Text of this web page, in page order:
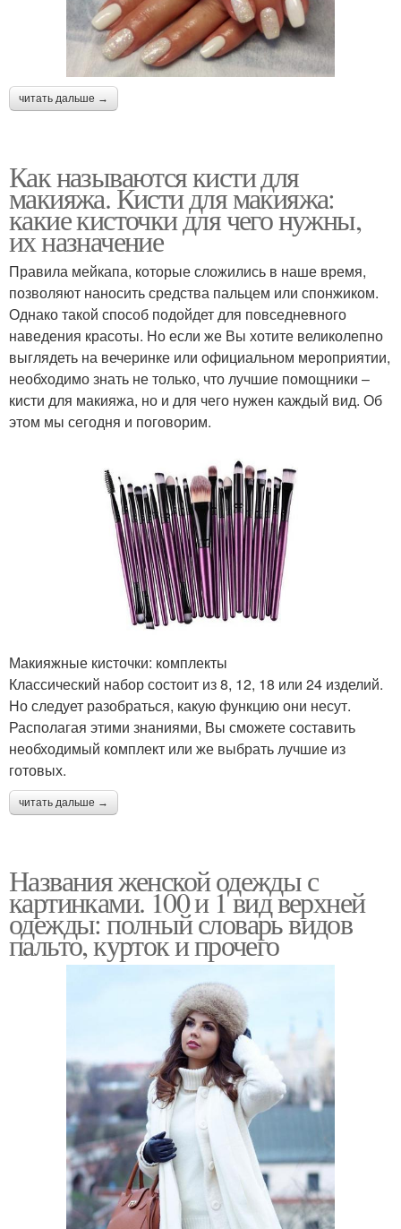
читать дальше →
Как называются кисти для
макияжа. Кисти для макияжа:
какие кисточки для чего нужны,
их назначение
Правила мейкапа, которые сложились в наше время,
позволяют наносить средства пальцем или спонжиком.
Однако такой способ подойдет для повседневного
наведения красоты. Но если же Вы хотите великолепно
выглядеть на вечеринке или официальном мероприятии,
необходимо знать не только, что лучшие помощники –
кисти для макияжа, но и для чего нужен каждый вид. Об
этом мы сегодня и поговорим.
Макияжные кисточки: комплекты
Классический набор состоит из 8, 12, 18 или 24 изделий.
Но следует разобраться, какую функцию они несут.
Располагая этими знаниями, Вы сможете составить
необходимый комплект или же выбрать лучшие из
готовых.
читать дальше →
Названия женской одежды с
картинками. 100 и 1 вид верхней
одежды: полный словарь видов
пальто, курток и прочего